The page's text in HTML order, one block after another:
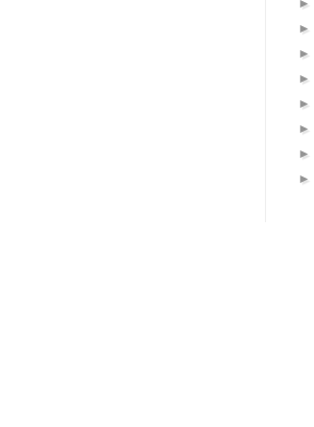
►
►
►
►
►
►
►
►